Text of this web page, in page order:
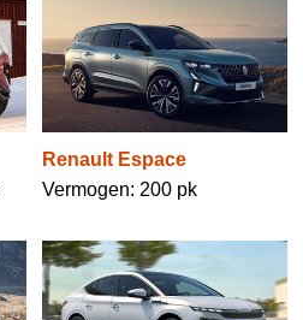
Renault Espace
Vermogen: 200 pk